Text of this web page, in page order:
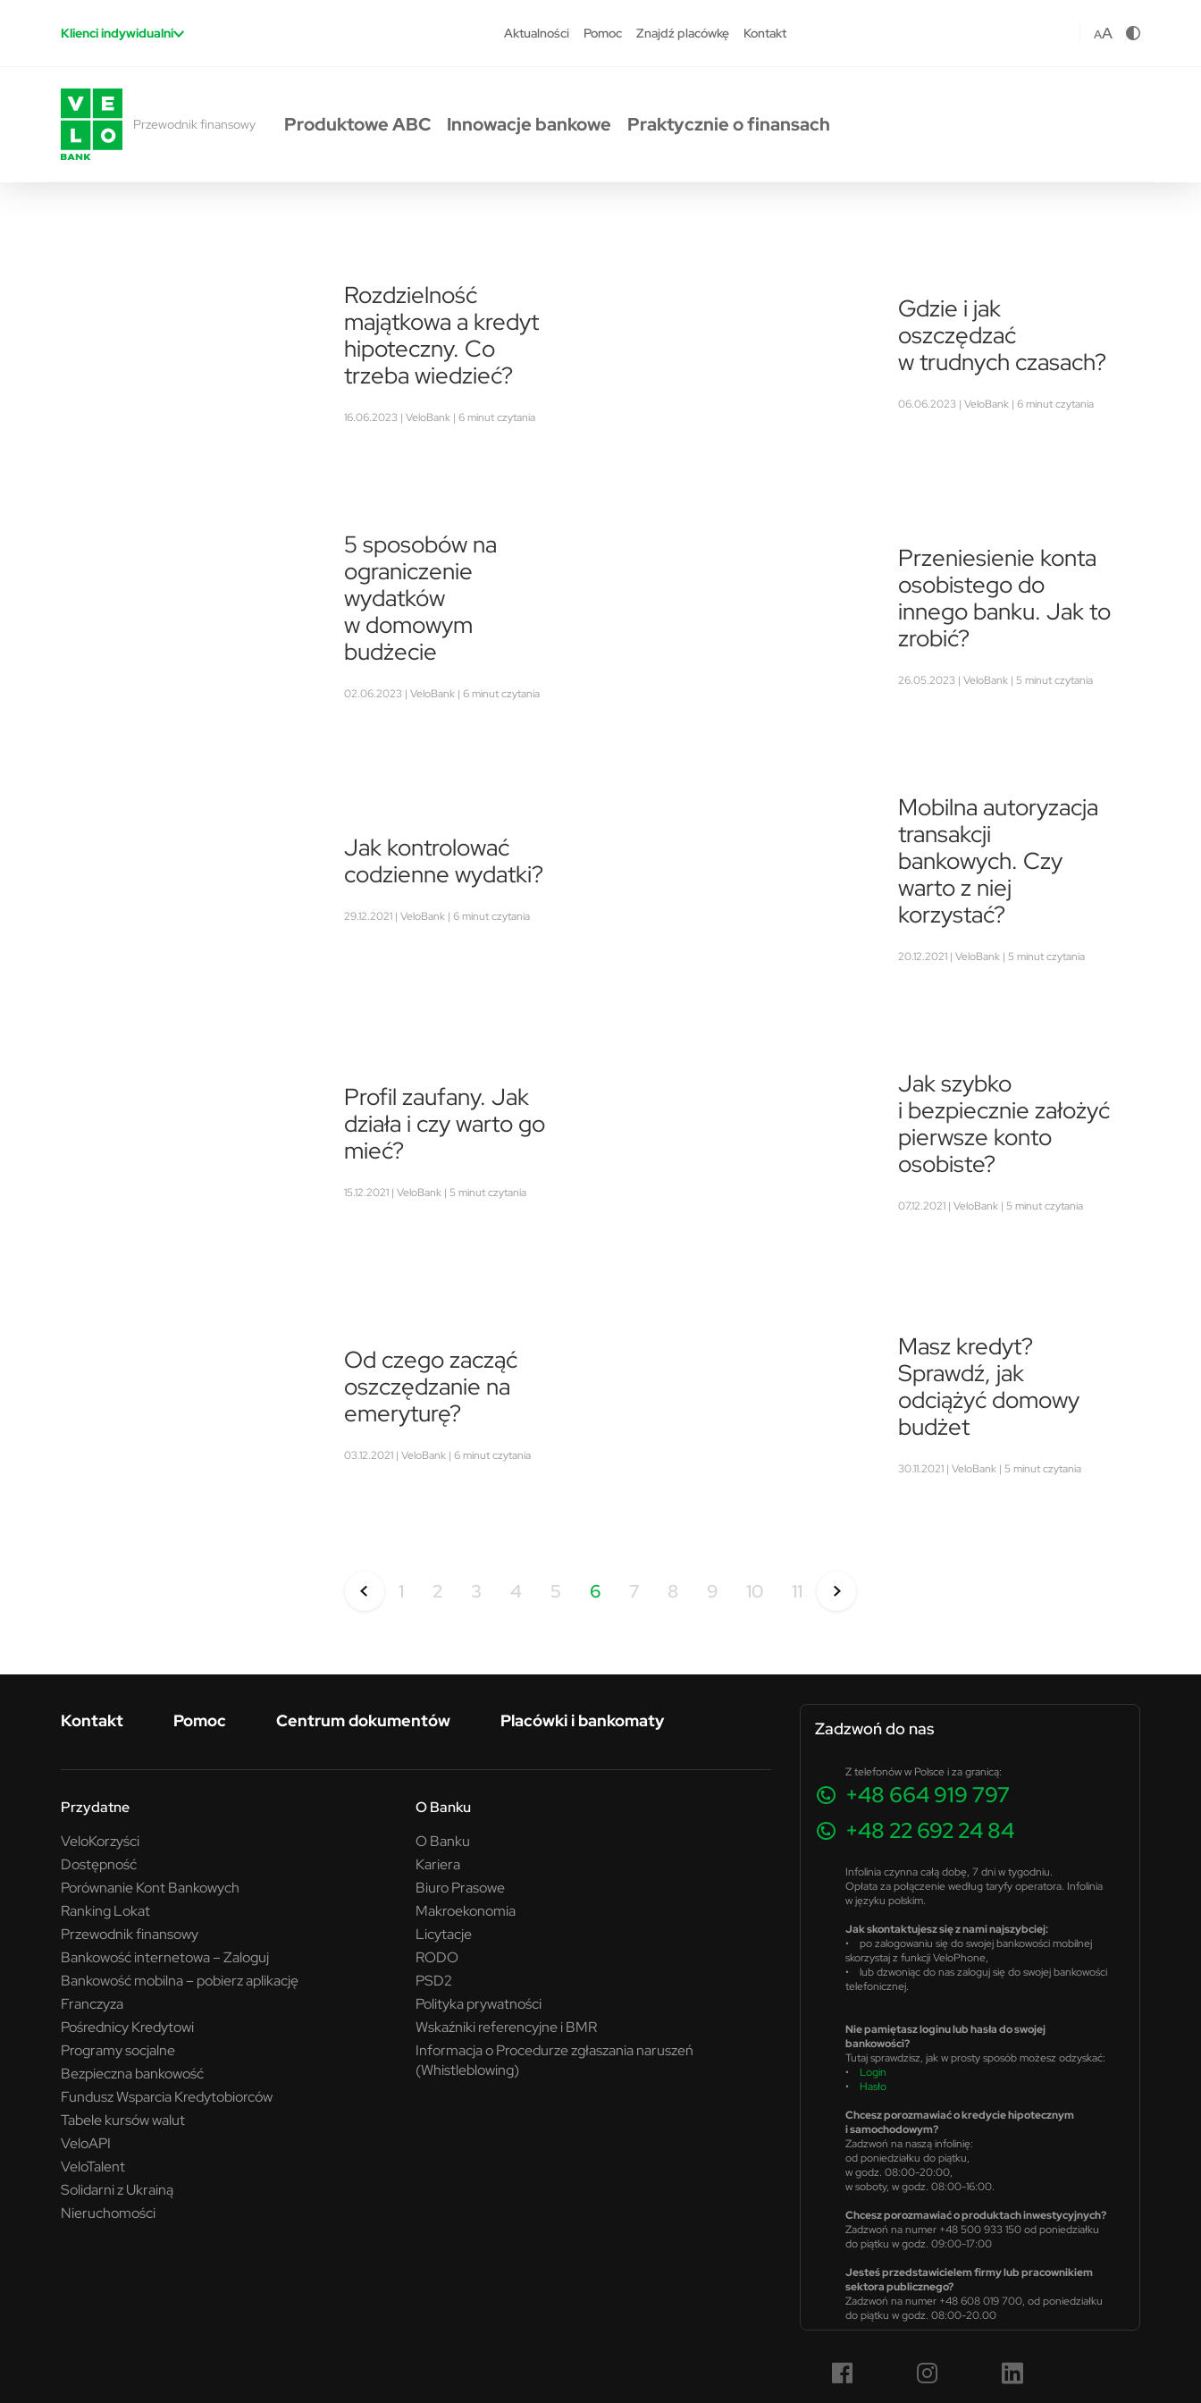
Klienci indywidualni Aktualności Pomoc Znajdź placówkę Kontakt AA
Przewodnik finansowy Produktowe ABC Innowacje bankowe Praktycznie o finansach
Rozdzielność
majątkowa a kredyt
hipoteczny. Co
trzeba wiedzieć?
16.06.2023 | VeloBank | 6 minut czytania
Gdzie i jak
oszczędzać
w trudnych czasach?
06.06.2023 | VeloBank | 6 minut czytania
5 sposobów na
ograniczenie
wydatków
w domowym
budżecie
02.06.2023 | VeloBank | 6 minut czytania
Przeniesienie konta
osobistego do
innego banku. Jak to
zrobić?
26.05.2023 | VeloBank | 5 minut czytania
Jak kontrolować
codzienne wydatki?
29.12.2021 | VeloBank | 6 minut czytania
Mobilna autoryzacja
transakcji
bankowych. Czy
warto z niej
korzystać?
20.12.2021 | VeloBank | 5 minut czytania
Profil zaufany. Jak
działa i czy warto go
mieć?
15.12.2021 | VeloBank | 5 minut czytania
Jak szybko
i bezpiecznie założyć
pierwsze konto
osobiste?
07.12.2021 | VeloBank | 5 minut czytania
Od czego zacząć
oszczędzanie na
emeryturę?
03.12.2021 | VeloBank | 6 minut czytania
Masz kredyt?
Sprawdź, jak
odciążyć domowy
budżet
30.11.2021 | VeloBank | 5 minut czytania
1 2 3 4 5 6 7 8 9 10 11
Menu w stopce
Kontakt Pomoc Centrum dokumentów Placówki i bankomaty
Przydatne
VeloKorzyści
Dostępność
Porównanie Kont Bankowych
Ranking Lokat
Przewodnik finansowy
Bankowość internetowa – Zaloguj
Bankowość mobilna – pobierz aplikację
Franczyza
Pośrednicy Kredytowi
Programy socjalne
Bezpieczna bankowość
Fundusz Wsparcia Kredytobiorców
Tabele kursów walut
VeloAPI
VeloTalent
Solidarni z Ukrainą
Nieruchomości
O Banku
O Banku
Kariera
Biuro Prasowe
Makroekonomia
Licytacje
RODO
PSD2
Polityka prywatności
Wskaźniki referencyjne i BMR
Informacja o Procedurze zgłaszania naruszeń
(Whistleblowing)
Zadzwoń do nas
Z telefonów w Polsce i za granicą:
+48 664 919 797
+48 22 692 24 84
Infolinia czynna całą dobę, 7 dni w tygodniu.
Opłata za połączenie według taryfy operatora. Infolinia
w języku polskim.
Jak skontaktujesz się z nami najszybciej:
• po zalogowaniu się do swojej bankowości mobilnej
skorzystaj z funkcji VeloPhone,
• lub dzwoniąc do nas zaloguj się do swojej bankowości
telefonicznej.
Nie pamiętasz loginu lub hasła do swojej
bankowości?
Tutaj sprawdzisz, jak w prosty sposób możesz odzyskać:
• Login
• Hasło
Chcesz porozmawiać o kredycie hipotecznym
i samochodowym?
Zadzwoń na naszą infolinię:
od poniedziałku do piątku,
w godz. 08:00-20:00,
w soboty, w godz. 08:00-16:00.
Chcesz porozmawiać o produktach inwestycyjnych?
Zadzwoń na numer +48 500 933 150 od poniedziałku
do piątku w godz. 09:00-17:00
Jesteś przedstawicielem firmy lub pracownikiem
sektora publicznego?
Zadzwoń na numer +48 608 019 700, od poniedziałku
do piątku w godz. 08:00-20.00